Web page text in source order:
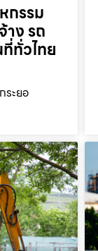
กรรม
าง รถ
ทั่วไทย
ระยอ